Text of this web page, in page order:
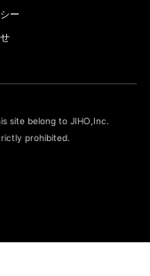
ー
site belong to JIHO,Inc.
prohibited.